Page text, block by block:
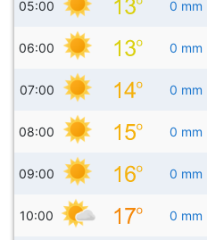
05:00 0 mm
06:00 0 mm
07:00 0 mm
08:00 0 mm
09:00 0 mm
10:00 0 mm